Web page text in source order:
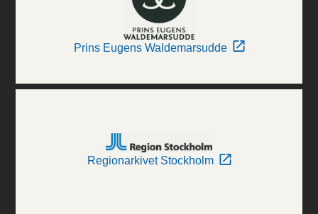
Prins Eugens Waldemarsudde
Regionarkivet Stockholm